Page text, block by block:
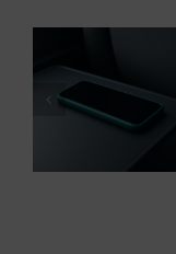
Think
ease of